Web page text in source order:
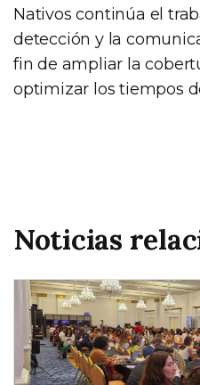
Nativos continúa el
detección y la
fin de ampliar la
optimizar los tiempos
Noticias